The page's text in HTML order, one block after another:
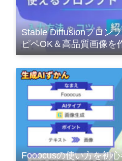
Stable Diffusionプロン
ピペOK＆高品質画像を
版
Fooocusの使い方を初